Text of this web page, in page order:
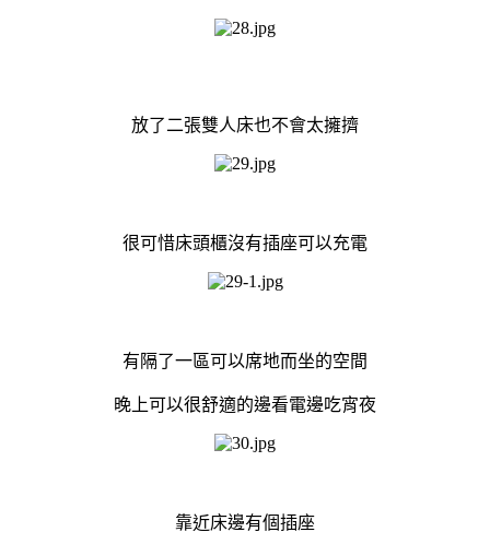
放了二張雙人床也不會太擁擠
很可惜床頭櫃沒有插座可以充電
有隔了一區可以席地而坐的空間
晚上可以很舒適的邊看電邊吃宵夜
靠近床邊有個插座